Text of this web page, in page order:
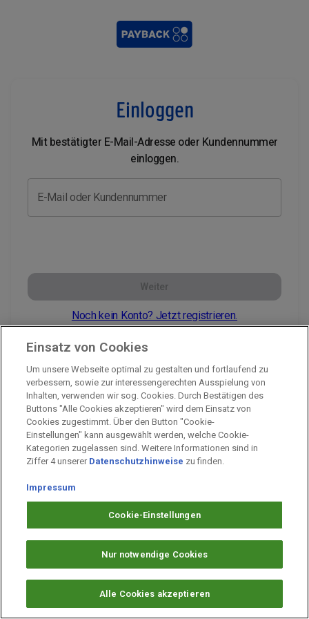
Einloggen
Mit bestätigter E-Mail-Adresse oder Kundennummer
einloggen.
E-Mail oder Kundennummer
Weiter
Noch kein Konto? Jetzt registrieren.
Impressum
Unternehmen
Arbeiten bei PAYBACK
Fragen & Hilfe
Datenschutz
Cookie-Einstellungen
Einsatz von Cookies
Um unsere Webseite optimal zu gestalten und fortlaufend zu
verbessern, sowie zur interessengerechten Ausspielung von
Inhalten, verwenden wir sog. Cookies. Durch Bestätigen des
Buttons "Alle Cookies akzeptieren" wird dem Einsatz von
Cookies zugestimmt. Über den Button "Cookie-
Einstellungen" kann ausgewählt werden, welche Cookie-
Kategorien zugelassen sind. Weitere Informationen sind in
Ziffer 4 unserer Datenschutzhinweise zu finden.
Impressum
Cookie-Einstellungen
Nur notwendige Cookies
Alle Cookies akzeptieren